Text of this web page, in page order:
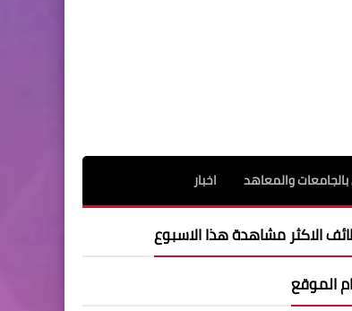
والمعاهد اخبار
الاكثر مشاهدة هذا الاسبوع
الموقع